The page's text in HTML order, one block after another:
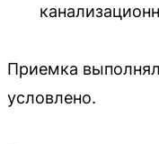
Приемка
условлено.